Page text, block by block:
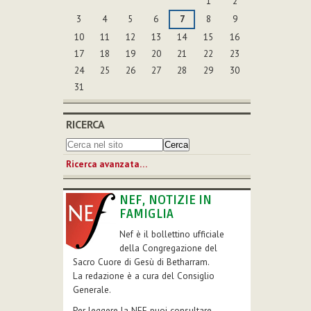
3
4 5 6 7 8
9
10
11 12 13 14 15
16
17
18 19 20 21 22
23
24
25 26 27 28 29
30
31
RICERCA
Ricerca avanzata…
NEF, NOTIZIE IN
FAMIGLIA
Nef è il bollettino ufficiale
della Congregazione del
Sacro Cuore di Gesù di Betharram.
La redazione è a cura del Consiglio
Generale.